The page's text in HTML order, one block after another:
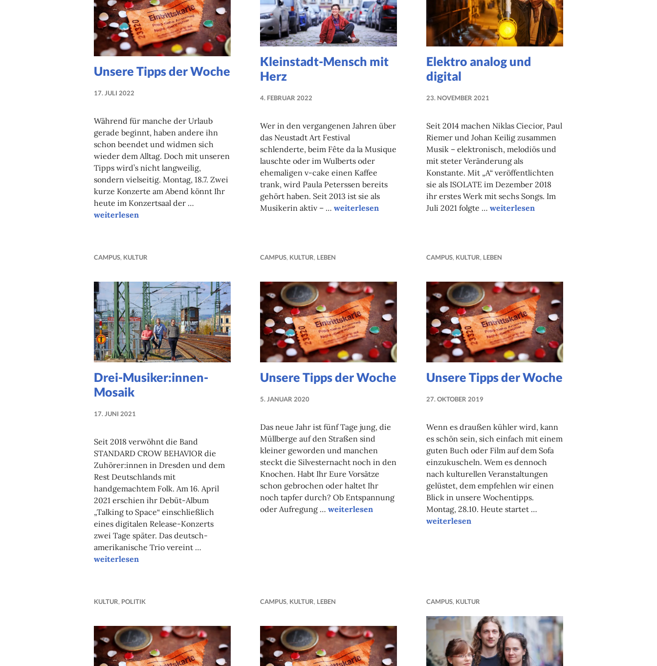
Unsere Tipps der Woche
17. JULI 2022
Während für manche der Urlaub
gerade beginnt, haben andere ihn
schon beendet und widmen sich
wieder dem Alltag. Doch mit unseren
Tipps wird’s nicht langweilig,
sondern vielseitig. Montag, 18.7. Zwei
kurze Konzerte am Abend könnt Ihr
heute im Konzertsaal der …
Unsere Tipps der Woche
weiterlesen
Kleinstadt-Mensch mit
Herz
4. FEBRUAR 2022
Wer in den vergangenen Jahren über
das Neustadt Art Festival
schlenderte, beim Fête da la Musique
lauschte oder im Wulberts oder
ehemaligen v-cake einen Kaffee
trank, wird Paula Peterssen bereits
gehört haben. Seit 2013 ist sie als
Musikerin aktiv – … Kleinstadt-Mensch mit Herz
weiterlesen
Elektro analog und
digital
23. NOVEMBER 2021
Seit 2014 machen Niklas Ciecior, Paul
Riemer und Johan Keilig zusammen
Musik – elektronisch, melodiös und
mit steter Veränderung als
Konstante. Mit „A“ veröffentlichten
sie als ISOLATE im Dezember 2018
ihr erstes Werk mit sechs Songs. Im
Juli 2021 folgte … Elektro analog und digital
weiterlesen
CAMPUS, KULTUR
Drei-Musiker:innen-
Mosaik
17. JUNI 2021
Seit 2018 verwöhnt die Band
STANDARD CROW BEHAVIOR die
Zuhörer:innen in Dresden und dem
Rest Deutschlands mit
handgemachtem Folk. Am 16. April
2021 erschien ihr Debüt-Album
„Talking to Space“ einschließlich
eines digitalen Release-Konzerts
zwei Tage später. Das deutsch-
amerikanische Trio vereint …
Drei-Musiker:innen-Mosaik
weiterlesen
CAMPUS, KULTUR, LEBEN
Unsere Tipps der Woche
5. JANUAR 2020
Das neue Jahr ist fünf Tage jung, die
Müllberge auf den Straßen sind
kleiner geworden und manchen
steckt die Silvesternacht noch in den
Knochen. Habt Ihr Eure Vorsätze
schon gebrochen oder haltet Ihr
noch tapfer durch? Ob Entspannung
oder Aufregung … Unsere Tipps der Woche
weiterlesen
CAMPUS, KULTUR, LEBEN
Unsere Tipps der Woche
27. OKTOBER 2019
Wenn es draußen kühler wird, kann
es schön sein, sich einfach mit einem
guten Buch oder Film auf dem Sofa
einzukuscheln. Wem es dennoch
nach kulturellen Veranstaltungen
gelüstet, dem empfehlen wir einen
Blick in unsere Wochentipps.
Montag, 28.10. Heute startet …
Unsere Tipps der Woche
weiterlesen
KULTUR, POLITIK CAMPUS, KULTUR, LEBEN CAMPUS, KULTUR